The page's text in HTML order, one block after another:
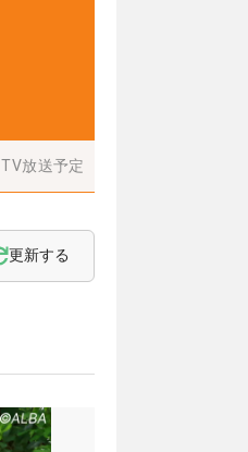
TV放送予定
更新する